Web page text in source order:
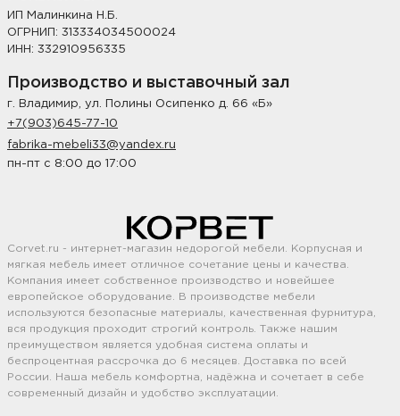
ИП Малинкина Н.Б.
ОГРНИП: 313334034500024
ИНН: 332910956335
Производство и выставочный зал
г. Владимир, ул. Полины Осипенко д. 66 «Б»
+7(903)645-77-10
fabrika-mebeli33@yandex.ru
пн-пт с 8:00 до 17:00
Corvet.ru - интернет-магазин недорогой мебели. Корпусная и
мягкая мебель имеет отличное сочетание цены и качества.
Компания имеет собственное производство и новейшее
европейское оборудование. В производстве мебели
используются безопасные материалы, качественная фурнитура,
вся продукция проходит строгий контроль. Также нашим
преимуществом является удобная система оплаты и
беспроцентная рассрочка до 6 месяцев. Доставка по всей
России. Наша мебель комфортна, надёжна и сочетает в себе
современный дизайн и удобство эксплуатации.